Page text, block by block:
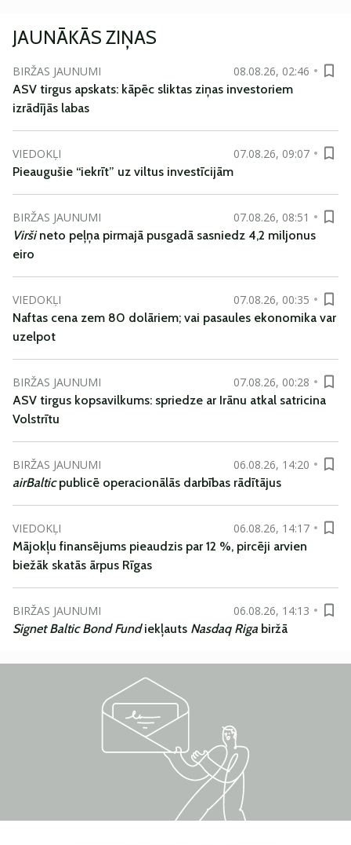
JAUNĀKĀS ZIŅAS
BIRŽAS JAUNUMI
08.08.26, 02:46
ASV tirgus apskats: kāpēc sliktas ziņas investoriem
izrādījās labas
VIEDOKĻI
07.08.26, 09:07
Pieaugušie “iekrīt” uz viltus investīcijām
BIRŽAS JAUNUMI
07.08.26, 08:51
Viršineto peļņa pirmajā pusgadā sasniedz 4,2 miljonus
eiro
VIEDOKĻI
07.08.26, 00:35
Naftas cena zem 80 dolāriem; vai pasaules ekonomika var
uzelpot
BIRŽAS JAUNUMI
07.08.26, 00:28
ASV tirgus kopsavilkums: spriedze ar Irānu atkal satricina
Volstrītu
BIRŽAS JAUNUMI
06.08.26, 14:20
airBalticpublicē operacionālās darbības rādītājus
VIEDOKĻI
06.08.26, 14:17
Mājokļu finansējums pieaudzis par 12 %, pircēji arvien
biežāk skatās ārpus Rīgas
BIRŽAS JAUNUMI
06.08.26, 14:13
Signet Baltic Bond Fundiekļauts Nasdaq Riga biržā